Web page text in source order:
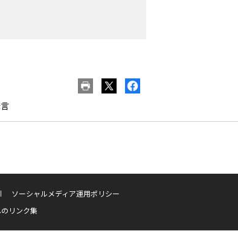
ソーシャルメディア運用ポリシー
リンク集